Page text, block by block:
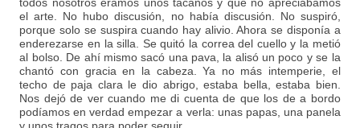
todos nosotros éramos unos tacaños y que no apreciábamos
el arte. No hubo discusión, no había discusión. No suspiró,
porque solo se suspira cuando hay alivio. Ahora se disponía a
enderezarse en la silla. Se quitó la correa del cuello y la metió
al bolso. De ahí mismo sacó una pava, la alisó un poco y se la
chantó con gracia en la cabeza. Ya no más intemperie, el
techo de paja clara le dio abrigo, estaba bella, estaba bien.
Nos dejó de ver cuando me di cuenta de que los de a bordo
podíamos en verdad empezar a verla: unas papas, una panela